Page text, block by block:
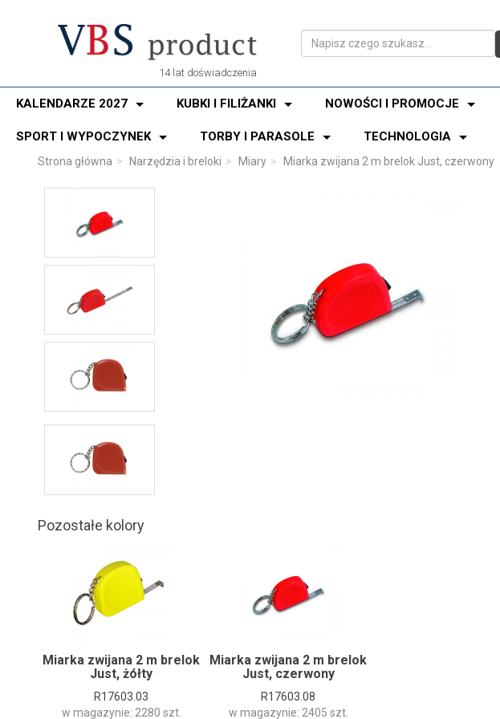
14 lat doświadczenia
KALENDARZE 2027 KUBKI I FILIŻANKI NOWOŚCI I PROMOCJE
SPORT I WYPOCZYNEK TORBY I PARASOLE TECHNOLOGIA
Strona główna Narzędzia i breloki Miary Miarka zwijana 2 m brelok Just, czerwony
Pozostałe kolory
Miarka zwijana 2 m brelok
Just, żółty
R17603.03
w magazynie: 2280 szt.
Miarka zwijana 2 m brelok
Just, czerwony
R17603.08
w magazynie: 2405 szt.